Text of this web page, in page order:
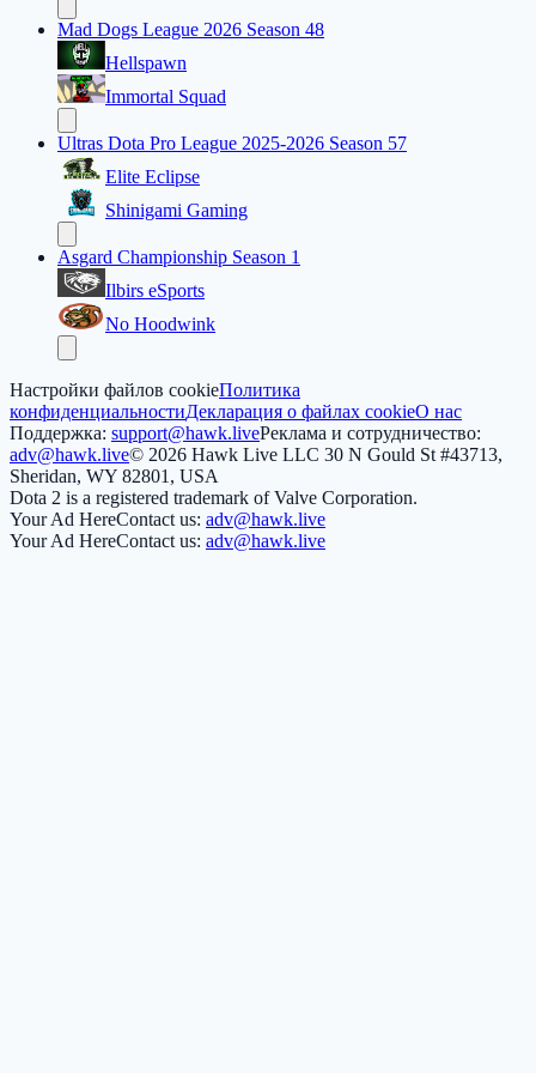
Mad Dogs League 2026 Season 48
Hellspawn
Immortal Squad
Ultras Dota Pro League 2025-2026 Season 57
Elite Eclipse
Shinigami Gaming
Asgard Championship Season 1
Ilbirs eSports
No Hoodwink
Настройки файлов cookieПолитика
конфиденциальностиДекларация о файлах cookieО нас
Поддержка: support@hawk.liveРеклама и сотрудничество:
adv@hawk.live© 2026 Hawk Live LLC 30 N Gould St #43713,
Sheridan, WY 82801, USA
Dota 2 is a registered trademark of Valve Corporation.
Your Ad HereContact us: adv@hawk.live
Your Ad HereContact us: adv@hawk.live